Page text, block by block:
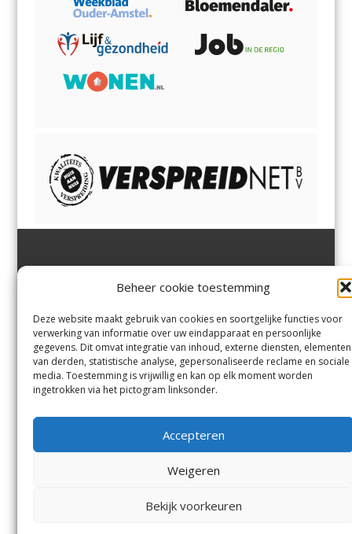
Beheer cookie toestemming
Deze website maakt gebruik van cookies en soortgelijke functies voor
verwerking van informatie over uw eindapparaat en persoonlijke
gegevens. Dit omvat integratie van inhoud, externe diensten, elementen
van derden, statistische analyse, gepersonaliseerde reclame en sociale
media. Toestemming is vrijwillig en kan op elk moment worden
ingetrokken via het pictogram linksonder.
Accepteren
Weigeren
Bekijk voorkeuren
Margadantstraat 34
0255-533900
info@jutter.nlofinfo@hofgee
st.nl
Velserbroek,Velsen-Zuid,
Zuid,Driehuisen
Spaarnwoude.
Contact
Andere uitgaven
Voorwaarden
© Kennemerland Pers B.V.